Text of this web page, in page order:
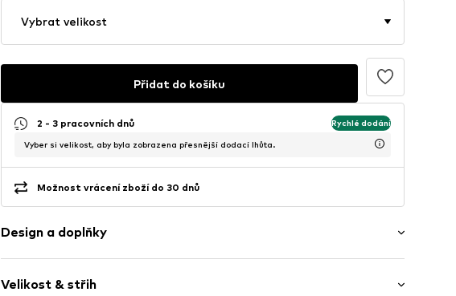
Vybrat velikost
Přidat do košíku
2 - 3 pracovních dnů Rychlé dodání
Vyber si velikost, aby byla zobrazena přesnější dodací lhůta.
Možnost vrácení zboží do 30 dnů
Design a doplňky
Elastický pas/okraj
Velikost & střih